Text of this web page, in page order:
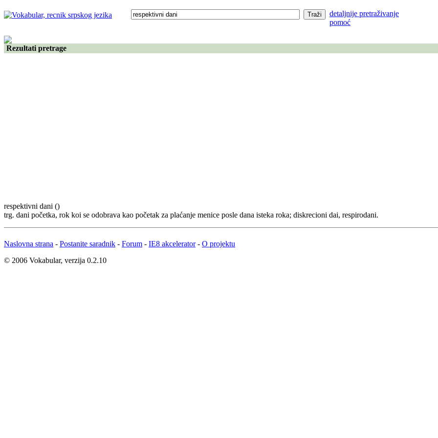
detaljnije pretraživanje
pomoć
Rezultati pretrage
respektivni dani ()
trg. dani početka, rok koi se odobrava kao početak za plaćanje menice posle dana isteka roka; diskrecioni dai, respirodani.
Naslovna strana - Postanite saradnik - Forum - IE8 akcelerator- O projektu
© 2006 Vokabular, verzija 0.2.10